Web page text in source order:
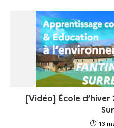
[Vidéo] École d’hiver
13